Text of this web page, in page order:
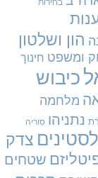
ושלטון
חינוך
כיבוש
מלחמה
נתניהו סוריה
צדק
שטחים